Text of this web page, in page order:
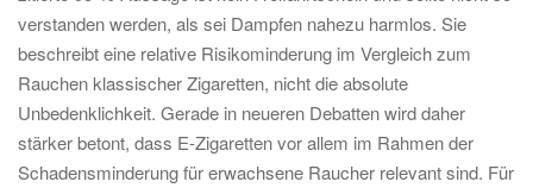
verstanden werden, als sei Dampfen nahezu harmlos. Sie
beschreibt eine relative Risikominderung im Vergleich zum
Rauchen klassischer Zigaretten, nicht die absolute
Unbedenklichkeit. Gerade in neueren Debatten wird daher
stärker betont, dass E-Zigaretten vor allem im Rahmen der
Schadensminderung für erwachsene Raucher relevant sind. Für